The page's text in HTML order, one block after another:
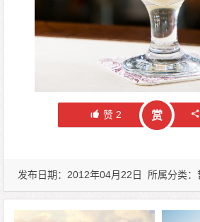
赞2 赏
发布日期：2012年04月22日 所属分类：